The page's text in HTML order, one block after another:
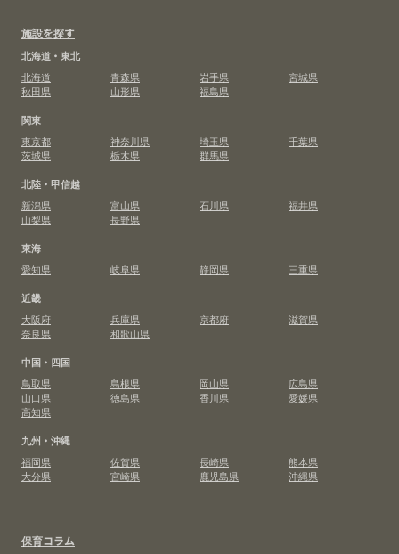
施設を探す
北海道・東北
北海道
青森県 岩手県
宮城県
秋田県
山形県
福島県
関東
東京都
神奈川県 埼玉県
千葉県
茨城県
栃木県
群馬県
北陸・甲信越
新潟県
富山県 石川県
福井県
山梨県
長野県
東海
愛知県
岐阜県 静岡県
三重県
近畿
大阪府
兵庫県 京都府
滋賀県
奈良県
和歌山県
中国・四国
鳥取県
島根県 岡山県
広島県
山口県
徳島県 香川県
愛媛県
高知県
九州・沖縄
福岡県
佐賀県 長崎県
熊本県
大分県
宮崎県 鹿児島県 沖縄県
保育コラム